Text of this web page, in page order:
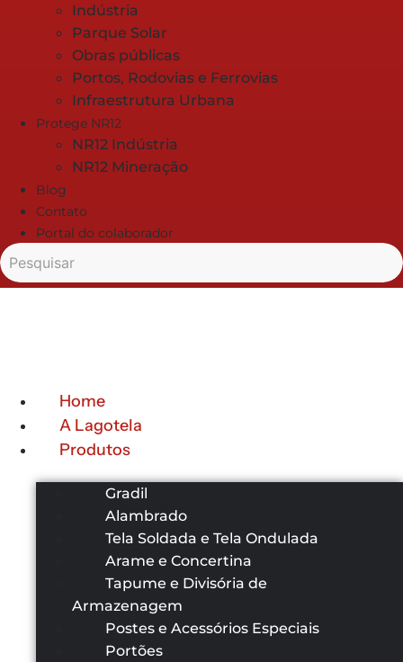
Indústria
Parque Solar
Obras públicas
Portos, Rodovias e Ferrovias
Infraestrutura Urbana
Protege NR12
NR12 Indústria
NR12 Mineração
Blog
Contato
Portal do colaborador
Home
A Lagotela
Produtos
Gradil
Alambrado
Tela Soldada e Tela Ondulada
Arame e Concertina
Tapume e Divisória de
Armazenagem
Postes e Acessórios Especiais
Portões